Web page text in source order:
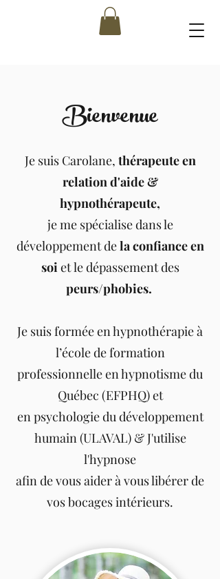
Bienvenue
Je suis Carolane, thérapeute en
relation d'aide &
hypnothérapeute,
je me spécialise dans le
développement dela confiance en
soi etle dépassement des
peurs/phobies.
Je suis formée en hypnothérapie à
l’école de formation
professionnelle en hypnotisme du
Québec (EFPHQ) et
en psychologie du développement
humain (ULAVAL) & J'utilise
l'hypnose
afin de vous aider à vous libérer de
vos bocages intérieurs.